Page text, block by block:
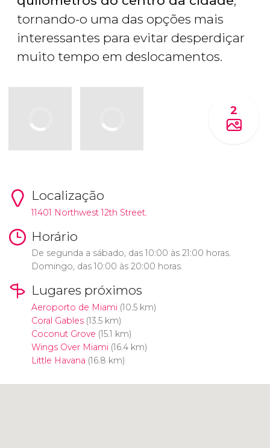
tornando-o uma das opções mais
interessantes ​​para evitar desperdiçar
muito tempo em deslocamentos.
2
Localização
11401 Northwest 12th Street.
Horário
De segunda a sábado, das 10:00 às 21:00 horas.
Domingo, das 10:00 às 20:00 horas.
Lugares próximos
Aeroporto de Miami(10.5 km)
Coral Gables(13.5 km)
Coconut Grove (15.1 km)
Wings Over Miami(16.4 km)
Little Havana (16.8 km)